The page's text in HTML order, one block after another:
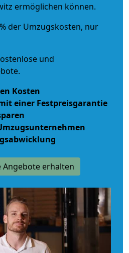
ermöglichen können.
der Umzugskosten, nur
und
Kosten
einer Festpreisgarantie
Angebote erhalten